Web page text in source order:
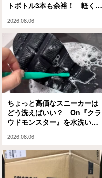
トボトル3本も余裕！ 軽くて
ッグが大正解
2026.08.06
ちょっと高価なスニーカーは
どう洗えばいい？ On『クラ
ウドモンスター』を水洗いと
と…
2026.08.06